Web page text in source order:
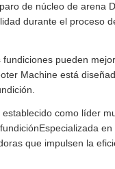
de núcleo de arena
durante el proceso
pueden
Machine está
como líder
que impulsen la